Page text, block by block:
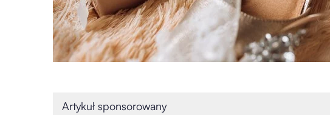
Artykuł sponsorowany